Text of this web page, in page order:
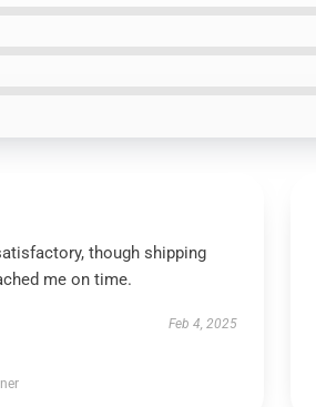
though shipping
me on time.
Feb 4, 2025